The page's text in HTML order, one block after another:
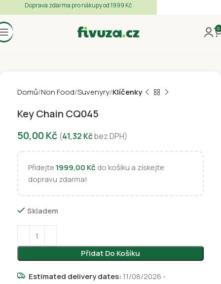
0
Domů Non Food Suvenyry Klíčenky
Key Chain CQ045
50,00 Kč (41,32 Kčbez DPH)
Přidejte 1999,00 Kč do košíku a získejte
dopravu zdarma!
Skladem
Přidat Do Košíku
Estimated delivery dates: 11/08/2026 -
Doprava zdarma pro nákupy od 1999 Kč